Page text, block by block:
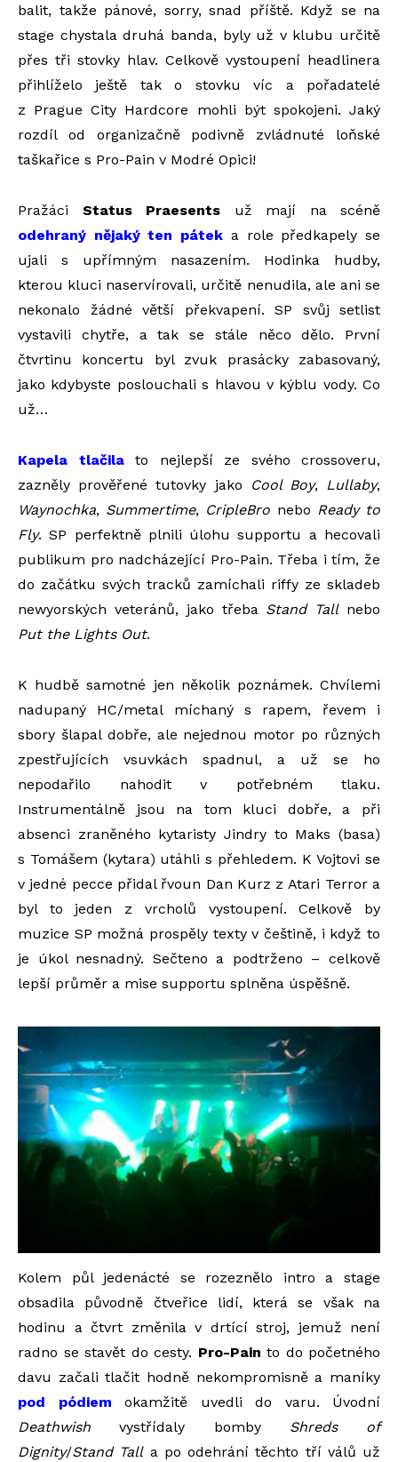
balit, takže pánové, sorry, snad příště. Když se na
stage chystala druhá banda, byly už v klubu určitě
přes tři stovky hlav. Celkově vystoupení headlinera
přihlíželo ještě tak o stovku víc a pořadatelé
z Prague City Hardcore mohli být spokojeni. Jaký
rozdíl od organizačně podivně zvládnuté loňské
taškařice s Pro-Pain v Modré Opici!
Pražáci Status Praesents už mají na scéně
odehraný nějaký ten pátek a role předkapely se
ujali s upřímným nasazením. Hodinka hudby,
kterou kluci naservírovali, určitě nenudila, ale ani se
nekonalo žádné větší překvapení. SP svůj setlist
vystavili chytře, a tak se stále něco dělo. První
čtvrtinu koncertu byl zvuk prasácky zabasovaný,
jako kdybyste poslouchali s hlavou v kýblu vody. Co
už…
Kapela tlačilato nejlepší ze svého crossoveru,
zazněly prověřené tutovky jako
Cool Boy, Lullaby,
Waynochka, Summertime, CripleBro nebo Ready to
Fly. SP perfektně plnili úlohu supportu a hecovali
publikum pro nadcházející Pro-Pain. Třeba i tím, že
do začátku svých tracků zamíchali riffy ze skladeb
newyorských veteránů, jako třeba Stand Tallnebo
Put the Lights Out.
K hudbě samotné jen několik poznámek. Chvílemi
nadupaný HC/metal míchaný s rapem, řevem i
sbory šlapal dobře, ale nejednou motor po různých
zpestřujících vsuvkách spadnul, a už se ho
nepodařilo nahodit v potřebném tlaku.
Instrumentálně jsou na tom kluci dobře, a při
absenci zraněného kytaristy Jindry to Maks (basa)
s Tomášem (kytara) utáhli s přehledem. K Vojtovi se
v jedné pecce přidal řvoun Dan Kurz z Atari Terror a
byl to jeden z vrcholů vystoupení. Celkově by
muzice SP možná prospěly texty v češtině, i když to
je úkol nesnadný. Sečteno a podtrženo – celkově
lepší průměr a mise supportu splněna úspěšně.
Kolem půl jedenácté se rozeznělo intro a stage
obsadila původně čtveřice lidí, která se však na
hodinu a čtvrt změnila v drtící stroj, jemuž není
radno se stavět do cesty. Pro-Pain to do početného
davu začali tlačit hodně nekompromisně a maníky
pod pódiem okamžitě uvedli do varu. Úvodní
Deathwish vystřídaly bomby Shreds of
Dignity/Stand Talla po odehrání těchto tří válů už